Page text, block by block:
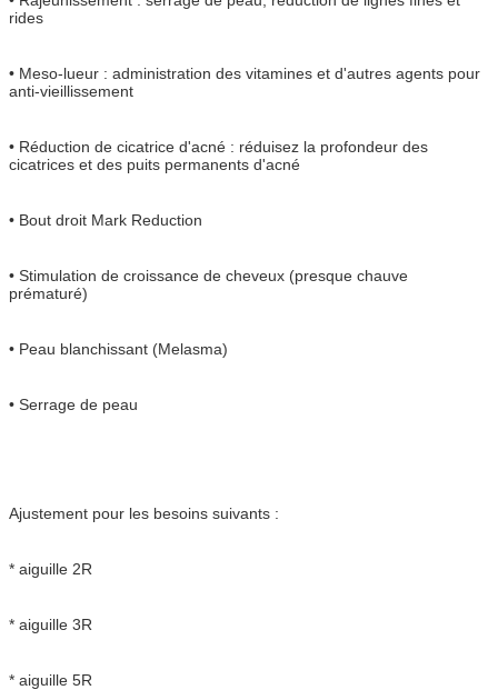
rides
• Meso-lueur : administration des vitamines et d'autres agents pour
anti-vieillissement
• Réduction de cicatrice d'acné : réduisez la profondeur des
cicatrices et des puits permanents d'acné
• Bout droit Mark Reduction
• Stimulation de croissance de cheveux (presque chauve
prématuré)
• Peau blanchissant (Melasma)
• Serrage de peau
Ajustement pour les besoins suivants :
* aiguille 2R
* aiguille 3R
* aiguille 5R